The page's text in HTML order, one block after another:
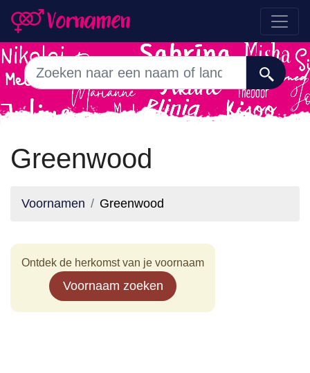
Greenwood
Voornamen Greenwood
Ontdek de herkomst van je voornaam
Voornaam zoeken